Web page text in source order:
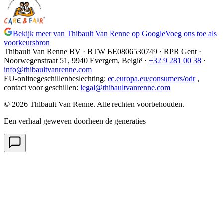
Bekijk meer van Thibault Van Renne op GoogleVoeg ons toe als
voorkeursbron
Thibault Van Renne BV · BTW BE0806530749 · RPR Gent ·
Noorwegenstraat 51, 9940 Evergem, België · +32 9 281 00 38 ·
info@thibaultvanrenne.com
EU-onlinegeschillenbeslechting: ec.europa.eu/consumers/odr ,
contact voor geschillen: legal@thibaultvanrenne.com
© 2026 Thibault Van Renne. Alle rechten voorbehouden.
Een verhaal geweven doorheen de generaties